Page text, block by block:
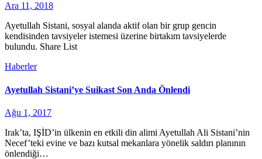
Ara 11, 2018
Ayetullah Sistani, sosyal alanda aktif olan bir grup gencin
kendisinden tavsiyeler istemesi üzerine birtakım tavsiyelerde
bulundu. Share List
Haberler
Ayetullah Sistani’ye Suikast Son Anda Önlendi
Ağu 1, 2017
Irak’ta, IŞİD’in ülkenin en etkili din alimi Ayetullah Ali Sistani’nin
Necef’teki evine ve bazı kutsal mekanlara yönelik saldırı planının
önlendiği…